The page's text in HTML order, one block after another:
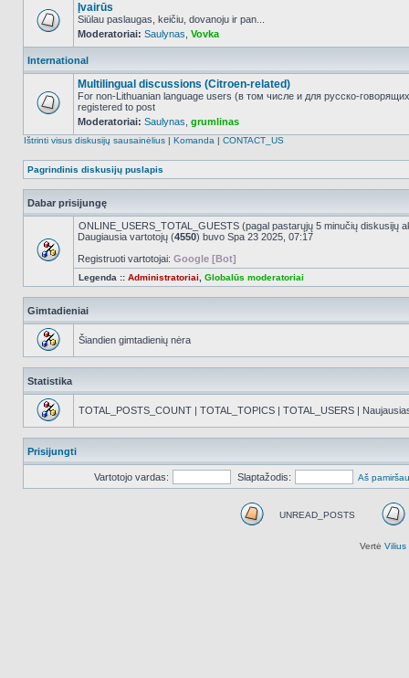
NO_UNREAD_POSTS
Įvairūs
Siūlau paslaugas, keičiu, dovanoju ir pan...
Moderatoriai: Saulynas Vovka
International
NO_UNREAD_POSTS
Multilingual discussions (Citroen-related)
For non-Lithuanian language users (в том числе и для русско-
registered to post
Moderatoriai: Saulynas grumlinas
Ištrinti visus diskusijų sausainėlius | Komanda | CONTACT_US
Pagrindinis diskusijų puslapis
Dabar prisijungę
ONLINE_USERS_TOTAL_GUESTS (pagal pastarųjų 5 minučių diskusijų
Daugiausia vartotojų (4550) buvo Spa 23 2025, 07:17
Registruoti vartotojai: Google [Bot]
Legenda :: Administratoriai Globalūs moderatoriai
Gimtadieniai
Šiandien gimtadienių nėra
Statistika
TOTAL_POSTS_COUNT | TOTAL_TOPICS | TOTAL_USERS |
Prisijungti
Vartotojo vardas: Slaptažodis: Aš
UNREAD_POSTS
Vertė Vilius